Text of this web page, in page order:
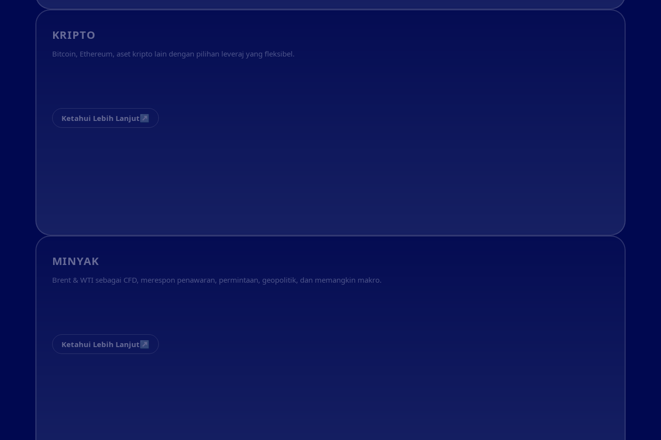
KRIPTO
Bitcoin, Ethereum, aset kripto lain dengan pilihan leveraj yang fleksibel.
Ketahui Lebih Lanjut↗
MINYAK
Brent & WTI sebagai CFD, merespon penawaran, permintaan, geopolitik, dan memangkin makro.
Ketahui Lebih Lanjut↗